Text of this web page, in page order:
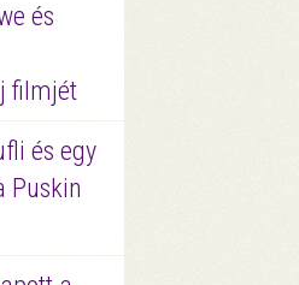
és
filmjét
és egy
Puskin